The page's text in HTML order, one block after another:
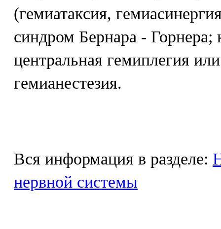
(гемиатаксия,
синдром Бернара - Горнера;
центральная гемиплегия
гемианестезия.
Вся информация в разделе:
нервной системы